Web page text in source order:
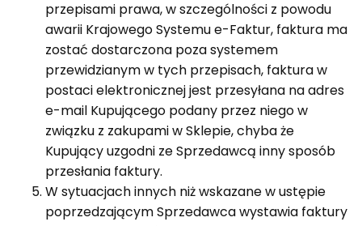
przepisami prawa, w szczególności z powodu
awarii Krajowego Systemu e-Faktur, faktura ma
zostać dostarczona poza systemem
przewidzianym w tych przepisach, faktura w
postaci elektronicznej jest przesyłana na adres
e-mail Kupującego podany przez niego w
związku z zakupami w Sklepie, chyba że
Kupujący uzgodni ze Sprzedawcą inny sposób
przesłania faktury.
W sytuacjach innych niż wskazane w ustępie
poprzedzającym Sprzedawca wystawia faktury